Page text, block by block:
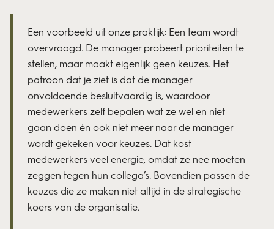
Een voorbeeld uit onze praktijk: Een team wordt
overvraagd. De manager probeert prioriteiten te
stellen, maar maakt eigenlijk geen keuzes. Het
patroon dat je ziet is dat de manager
onvoldoende besluitvaardig is, waardoor
medewerkers zelf bepalen wat ze wel en niet
gaan doen én ook niet meer naar de manager
wordt gekeken voor keuzes. Dat kost
medewerkers veel energie, omdat ze nee moeten
zeggen tegen hun collega’s. Bovendien passen de
keuzes die ze maken niet altijd in de strategische
koers van de organisatie.